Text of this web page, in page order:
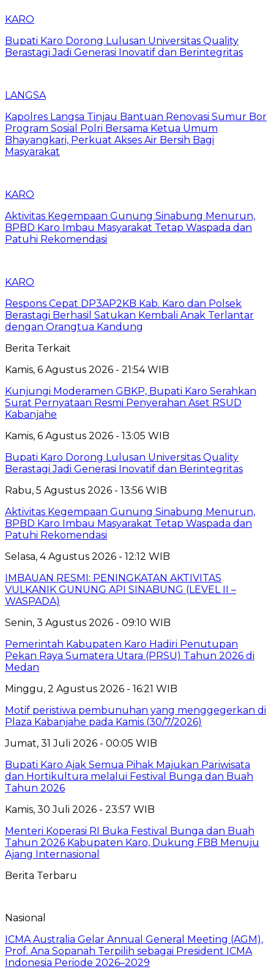
KARO
Bupati Karo Dorong Lulusan Universitas Quality
Berastagi Jadi Generasi Inovatif dan Berintegritas
LANGSA
Kapolres Langsa Tinjau Bantuan Renovasi Sumur Bor
Program Sosial Polri Bersama Ketua Umum
Bhayangkari, Perkuat Akses Air Bersih Bagi
Masyarakat
KARO
Aktivitas Kegempaan Gunung Sinabung Menurun,
BPBD Karo Imbau Masyarakat Tetap Waspada dan
Patuhi Rekomendasi
KARO
Respons Cepat DP3AP2KB Kab. Karo dan Polsek
Berastagi Berhasil Satukan Kembali Anak Terlantar
dengan Orangtua Kandung
Berita Terkait
Kamis, 6 Agustus 2026 - 21:54 WIB
Kunjungi Moderamen GBKP, Bupati Karo Serahkan
Surat Pernyataan Resmi Penyerahan Aset RSUD
Kabanjahe
Kamis, 6 Agustus 2026 - 13:05 WIB
Bupati Karo Dorong Lulusan Universitas Quality
Berastagi Jadi Generasi Inovatif dan Berintegritas
Rabu, 5 Agustus 2026 - 13:56 WIB
Aktivitas Kegempaan Gunung Sinabung Menurun,
BPBD Karo Imbau Masyarakat Tetap Waspada dan
Patuhi Rekomendasi
Selasa, 4 Agustus 2026 - 12:12 WIB
IMBAUAN RESMI: PENINGKATAN AKTIVITAS
VULKANIK GUNUNG API SINABUNG (LEVEL II –
WASPADA)
Senin, 3 Agustus 2026 - 09:10 WIB
Pemerintah Kabupaten Karo Hadiri Penutupan
Pekan Raya Sumatera Utara (PRSU) Tahun 2026 di
Medan
Minggu, 2 Agustus 2026 - 16:21 WIB
Motif peristiwa pembunuhan yang menggegerkan di
Plaza Kabanjahe pada Kamis (30/7/2026)
Jumat, 31 Juli 2026 - 00:05 WIB
Bupati Karo Ajak Semua Pihak Majukan Pariwisata
dan Hortikultura melalui Festival Bunga dan Buah
Tahun 2026
Kamis, 30 Juli 2026 - 23:57 WIB
Menteri Koperasi RI Buka Festival Bunga dan Buah
Tahun 2026 Kabupaten Karo, Dukung FBB Menuju
Ajang Internasional
Berita Terbaru
Nasional
ICMA Australia Gelar Annual General Meeting (AGM),
Prof. Ana Sopanah Terpilih sebagai President ICMA
Indonesia Periode 2026–2029